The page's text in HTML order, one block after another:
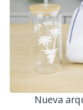
Nueva